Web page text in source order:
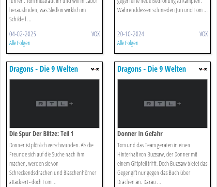
herausfinden, was Sledkin wirklich im
Schilde f ...
04-02-2025 VOX
Alle Folgen
Währenddessen schmieden Jun und Tom ...
20-10-2024 VOX
Alle Folgen
Dragons - Die 9 Welten
Die Spur Der Blitze: Teil 1
Donner ist plötzlich verschwunden. Als die
Freunde sich auf die Suche nach ihm
machen, werden sie von
Schreckendsdrachen und Bläschenhörner
attackiert - doch Tom ...
Dragons - Die 9 Welten
Donner In Gefahr
Tom und das Team geraten in einen
Hinterhalt von Buzzsaw, der Donner mit
einem Giftpfeil trifft. Doch Buzzsaw bietet das
Gegengift nur gegen das Buch über
Drachen an. Darau ...